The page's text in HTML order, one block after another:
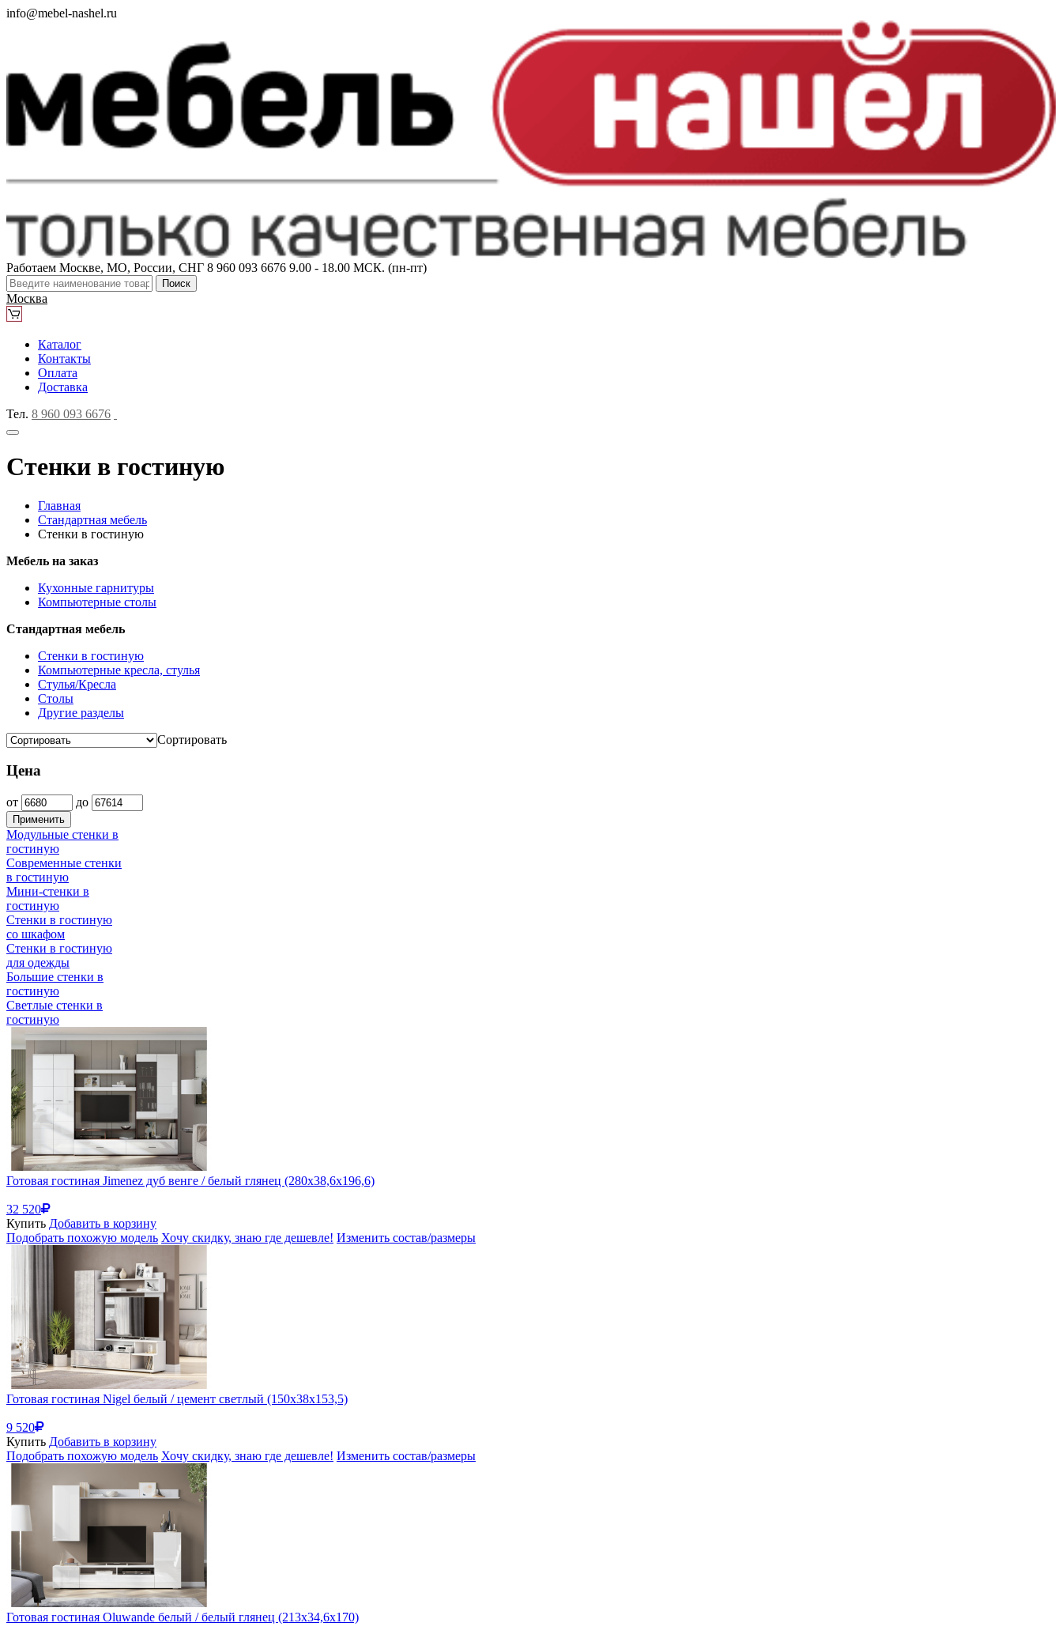
info@mebel-nashel.ru
Работаем Москве, МО, России, СНГ 8 960 093 6676 9.00 - 18.00 МСК. (пн-пт)
Поиск
Москва
Каталог
Контакты
Оплата
Доставка
Тел. 8 960 093 6676
Стенки в гостиную
Главная
Стандартная мебель
Стенки в гостиную
Мебель на заказ
Кухонные гарнитуры
Компьютерные столы
Стандартная мебель
Стенки в гостиную
Компьютерные кресла, стулья
Стулья/Кресла
Столы
Другие разделы
Сортировать
Цена
от до
Применить
Модульные стенки в
гостиную
Современные стенки
в гостиную
Мини-стенки в
гостиную
Стенки в гостиную
со шкафом
Стенки в гостиную
для одежды
Большие стенки в
гостиную
Светлые стенки в
гостиную
Готовая гостиная Jimenez дуб венге / белый глянец (280x38,6x196,6)
32 520
Купить Добавить в корзину
Подобрать похожую модель Хочу скидку, знаю где дешевле! Изменить состав/размеры
Готовая гостиная Nigel белый / цемент светлый (150x38x153,5)
9 520
Купить Добавить в корзину
Подобрать похожую модель Хочу скидку, знаю где дешевле! Изменить состав/размеры
Готовая гостиная Oluwande белый / белый глянец (213x34,6x170)